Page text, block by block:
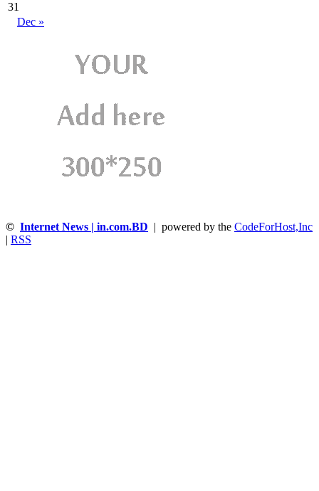
31
Dec »
© Internet News | in.com.BD | powered by the CodeForHost,Inc
RSS